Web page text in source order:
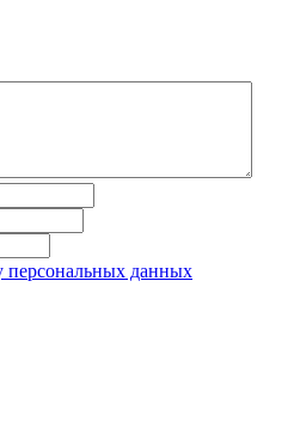
персональных данных